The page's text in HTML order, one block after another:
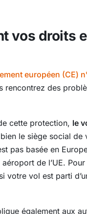
vos droits
européen (CE)
rencontrez des
cette protection, le
le siège social de
pas basée en
aéroport de l’UE.
votre vol est parti
également aux